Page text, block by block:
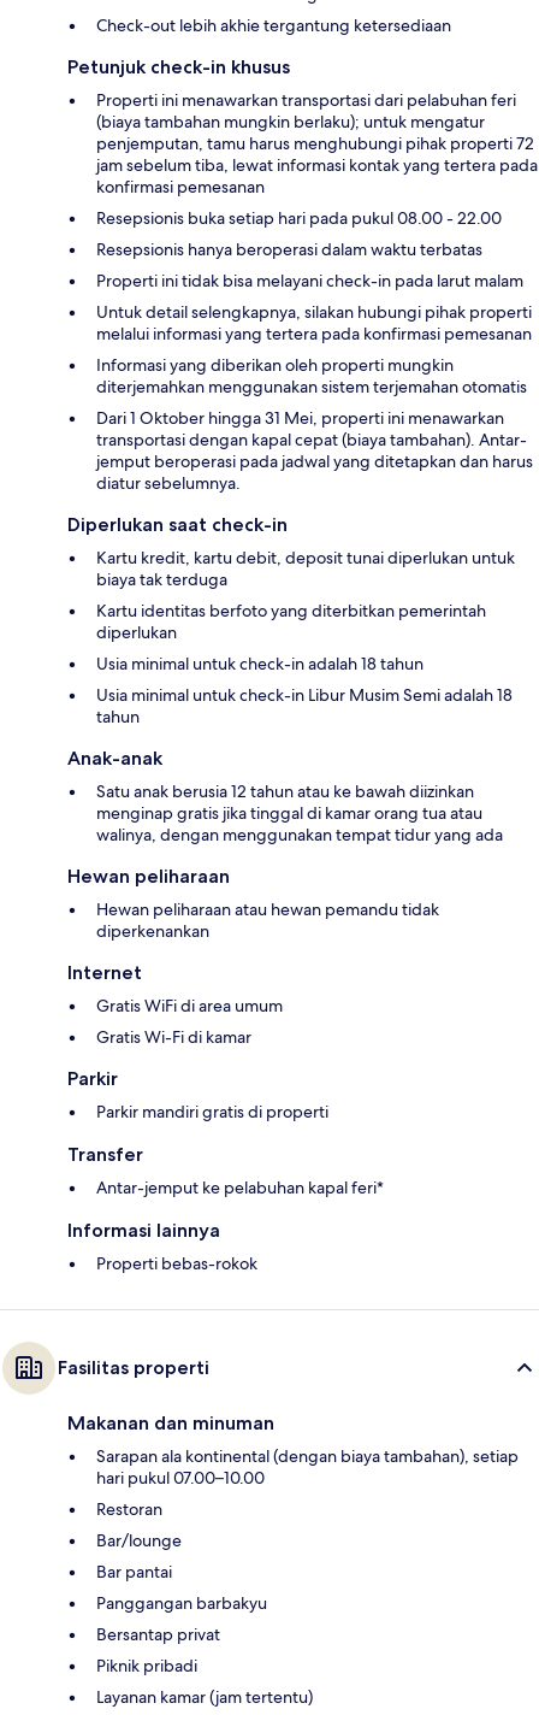
Check-out lebih akhie tergantung ketersediaan
Petunjuk check-in khusus
Properti ini menawarkan transportasi dari pelabuhan feri
(biaya tambahan mungkin berlaku); untuk mengatur
penjemputan, tamu harus menghubungi pihak properti 72
jam sebelum tiba, lewat informasi kontak yang tertera pada
konfirmasi pemesanan
Resepsionis buka setiap hari pada pukul 08.00 - 22.00
Resepsionis hanya beroperasi dalam waktu terbatas
Properti ini tidak bisa melayani check-in pada larut malam
Untuk detail selengkapnya, silakan hubungi pihak properti
melalui informasi yang tertera pada konfirmasi pemesanan
Informasi yang diberikan oleh properti mungkin
diterjemahkan menggunakan sistem terjemahan otomatis
Dari 1 Oktober hingga 31 Mei, properti ini menawarkan
transportasi dengan kapal cepat (biaya tambahan). Antar-
jemput beroperasi pada jadwal yang ditetapkan dan harus
diatur sebelumnya.
Diperlukan saat check-in
Kartu kredit, kartu debit, deposit tunai diperlukan untuk
biaya tak terduga
Kartu identitas berfoto yang diterbitkan pemerintah
diperlukan
Usia minimal untuk check-in adalah 18 tahun
Usia minimal untuk check-in Libur Musim Semi adalah 18
tahun
Anak-anak
Satu anak berusia 12 tahun atau ke bawah diizinkan
menginap gratis jika tinggal di kamar orang tua atau
walinya, dengan menggunakan tempat tidur yang ada
Hewan peliharaan
Hewan peliharaan atau hewan pemandu tidak
diperkenankan
Internet
Gratis WiFi di area umum
Gratis Wi-Fi di kamar
Parkir
Parkir mandiri gratis di properti
Transfer
Antar-jemput ke pelabuhan kapal feri*
Informasi lainnya
Properti bebas-rokok
Fasilitas properti
Makanan dan minuman
Sarapan ala kontinental (dengan biaya tambahan), setiap
hari pukul 07.00–10.00
Restoran
Bar/lounge
Bar pantai
Panggangan barbakyu
Bersantap privat
Piknik pribadi
Layanan kamar (jam tertentu)